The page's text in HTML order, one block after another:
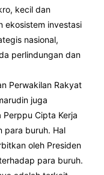
kecil dan
ekosistem investasi
nasional,
perlindungan dan
Perwakilan Rakyat
juga
Cipta Kerja
para buruh. Hal
oleh Presiden
para buruh.